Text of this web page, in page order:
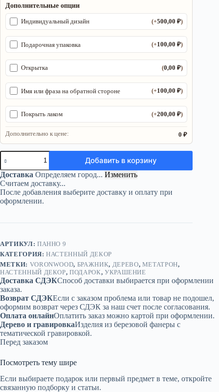
Дополнительные опции
Индивидуальный дизайн (+500,00₽)
Подарочная упаковка (+100,00₽)
Открытка (0,00₽)
Имя или фраза на обратной стороне (+100,00₽)
Покрыть лаком (+200,00₽)
Дополнительно к цене: 0 ₽
Количество
товара
Декор
«Бражник
и
метатрон»
—
Добавить в корзину
Доставка Определяем город... Изменить
Считаем доставку...
После добавления выберите доставку и оплату при
оформлении.
АРТИКУЛ: ПАННО 9
КАТЕГОРИЯ:НАСТЕННЫЙ ДЕКОР
МЕТКИ: VORONWOOD, БРАЖНИК, ДЕРЕВО, МЕТАТРОН,
НАСТЕННЫЙ ДЕКОР,ПОДАРОК, УКРАШЕНИЕ
Доставка СДЭКСпособ доставки выбирается при оформлении
заказа.
Возврат СДЭКЕсли с заказом проблема или товар не подошел,
оформим возврат через СДЭК за наш счет после согласования.
Оплата онлайнОплатить заказ можно картой при оформлении.
Дерево и гравировкаИзделия из березовой фанеры с
тематической гравировкой.
Перед заказом
Посмотреть тему шире
Если выбираете подарок или первый предмет в теме, откройте
связанную подборку и статьи.